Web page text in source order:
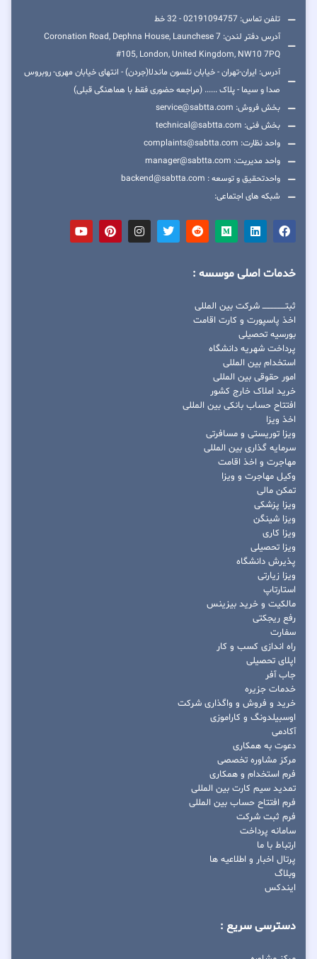
تلفن تماس: 02191094757 - 32 خط
آدرس دفتر لندن: 7 Coronation Road, Dephna House, Launchese
#105, London, United Kingdom, NW10 7PQ
آدرس: ایران-تهران - خیابان نلسون ماندلا(جردن) - انتهای خیابان مهری- روبروس
صدا و سیما - پلاک ...... (مراجعه حضوری فقط با هماهنگی قبلی)
بخش فروش: service@sabtta.com
بخش فنی: technical@sabtta.com
واحد نظارت: complaints@sabtta.com
واحد مدیریت: manager@sabtta.com
واحدتحقیق و توسعه : backend@sabtta.com
شبکه های اجتماعی:
خدمات اصلی موسسه :
ثبتــــــــــــــــ شرکت بین المللی
اخذ پاسپورت و کارت اقامت
بورسیه تحصیلی
پرداخت شهریه دانشگاه
استخدام بین المللی
امور حقوقی بین المللی
خرید املاک خارج کشور
افتتاح حساب بانکی بین المللی
اخذ ویزا
ویزا توریستی و مسافرتی
سرمایه گذاری بین المللی
مهاجرت و اخذ اقامت
وکیل مهاجرت و ویزا
تمکن مالی
ویزا پزشکی
ویزا شینگن
ویزا کاری
ویزا تحصیلی
پذیرش دانشگاه
ویزا زیارتی
استارتاپ
مالکیت و خرید بیزینس
رفع ریجکتی
سفارت
راه اندازی کسب و کار
اپلای تحصیلی
جاب آفر
خدمات جزیره
خرید و فروش و واگذاری شرکت
اوسبیلدونگ و کاراموزی
آکادمی
دعوت به همکاری
مرکز مشاوره تخصصی
فرم استخدام و همکاری
تمدید سیم کارت بین المللی
فرم افتتاح حساب بین المللی
فرم ثبت شرکت
سامانه پرداخت
ارتباط با ما
پرتال اخبار و اطلاعیه ها
وبلاگ
ایندکس
دسترسی سریع :